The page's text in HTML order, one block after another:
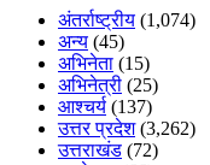
अंतर्राष्ट्रीय (1,074)
अन्य (45)
अभिनेता (15)
अभिनेत्री (25)
आश्चर्य (137)
उत्तर प्रदेश(3,262)
उत्तराखंड (72)